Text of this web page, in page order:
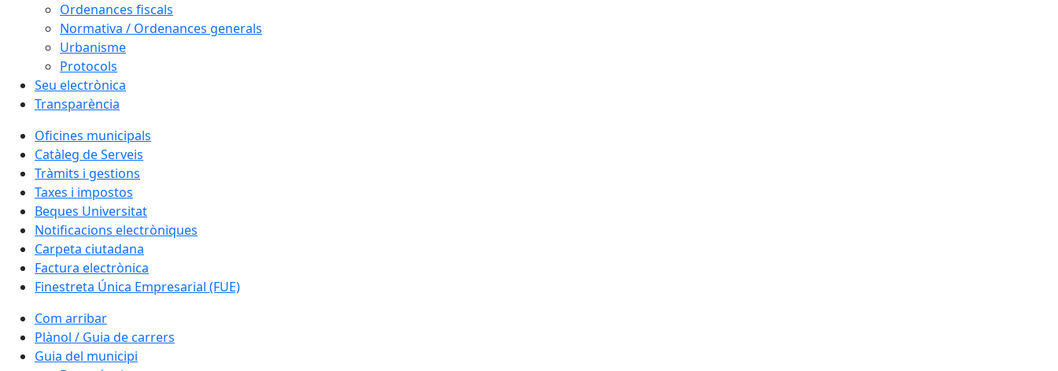
Ordenances fiscals
Normativa / Ordenances generals
Urbanisme
Protocols
Seu electrònica
Transparència
Oficines municipals
Catàleg de Serveis
Tràmits i gestions
Taxes i impostos
Beques Universitat
Notificacions electròniques
Carpeta ciutadana
Factura electrònica
Finestreta Única Empresarial (FUE)
Com arribar
Plànol / Guia de carrers
Guia del municipi